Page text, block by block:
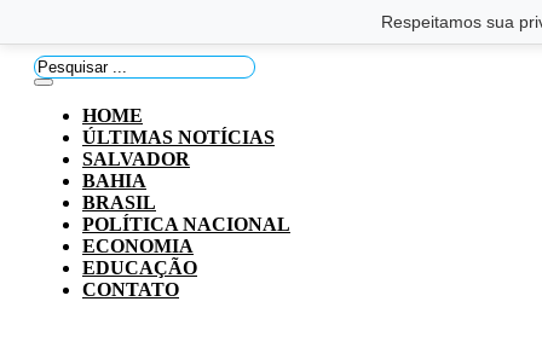
Respeitamos sua
Pesquisar
...
HOME
ÚLTIMAS NOTÍCIAS
SALVADOR
BAHIA
BRASIL
POLÍTICA NACIONAL
ECONOMIA
EDUCAÇÃO
CONTATO